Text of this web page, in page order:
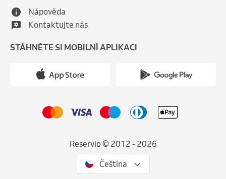
Nápověda
Kontaktujte nás
STÁHNĚTE SI MOBILNÍ APLIKACI
Reservio © 2012 - 2026
Čeština